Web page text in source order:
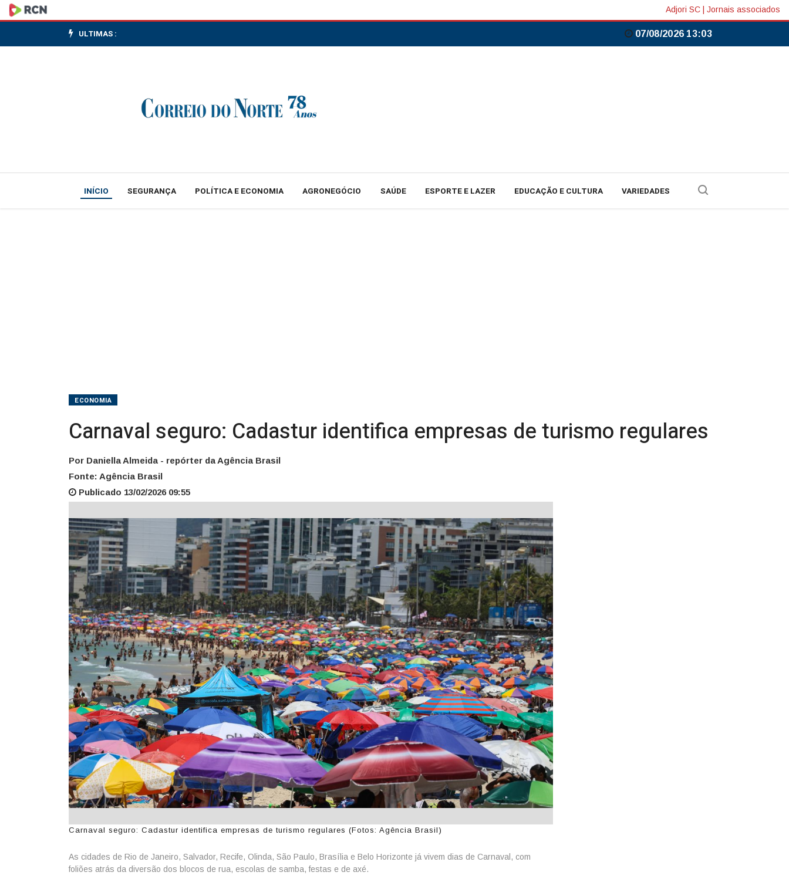
Carnaval
seguro:
turismo
regulares
Adjori SC Jornais associados
ULTIMAS : 07/08/2026 13:03
INÍCIO SEGURANÇA POLÍTICA E ECONOMIA AGRONEGÓCIO SAÚDE ESPORTE E LAZER EDUCAÇÃO E CULTURA VARIEDADES
ECONOMIA
Carnaval seguro: Cadastur identifica empresas de turismo regulares
Por Daniella Almeida - repórter da Agência Brasil
Fonte: Agência Brasil
Publicado 13/02/2026 09:55
Carnaval seguro: Cadastur identifica empresas de turismo regulares (Fotos: Agência Brasil)
As cidades de Rio de Janeiro, Salvador, Recife, Olinda, São Paulo, Brasília e Belo Horizonte já vivem dias de Carnaval, com
foliões atrás da diversão dos blocos de rua, escolas de samba, festas e de axé.